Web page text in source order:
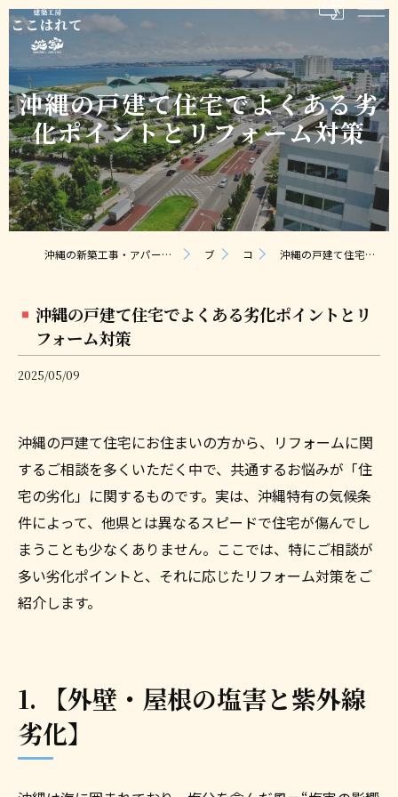
沖縄の戸建て住宅でよくある劣
化ポイントとリフォーム対策
沖縄の新築工事・アパート建築なら合同会社ここはれて｜無料相談・見積り対応 ブログ コラム 沖縄の戸建て住宅でよくある劣化ポイントとリフォーム対策
沖縄の戸建て住宅でよくある劣化ポイントとリ
フォーム対策
2025/05/09
沖縄の戸建て住宅にお住まいの方から、リフォームに関
するご相談を多くいただく中で、共通するお悩みが「住
宅の劣化」に関するものです。実は、沖縄特有の気候条
件によって、他県とは異なるスピードで住宅が傷んでし
まうことも少なくありません。ここでは、特にご相談が
多い劣化ポイントと、それに応じたリフォーム対策をご
紹介します。
1. 【外壁・屋根の塩害と紫外線
劣化】